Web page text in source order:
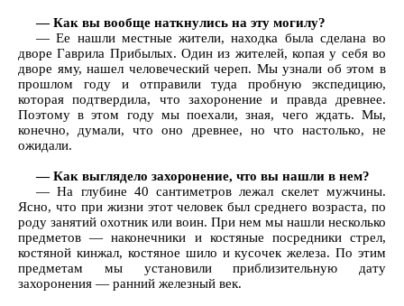
— Как вы вообще наткнулись на эту могилу?
— Ее нашли местные жители, находка была сделана во
дворе Гаврила Прибылых. Один из жителей, копая у себя во
дворе яму, нашел человеческий череп. Мы узнали об этом в
прошлом году и отправили туда пробную экспедицию,
которая подтвердила, что захоронение и правда древнее.
Поэтому в этом году мы поехали, зная, чего ждать. Мы,
конечно, думали, что оно древнее, но что настолько, не
ожидали.
— Как выглядело захоронение, что вы нашли в нем?
— На глубине 40 сантиметров лежал скелет мужчины.
Ясно, что при жизни этот человек был среднего возраста, по
роду занятий охотник или воин. При нем мы нашли несколько
предметов — наконечники и костяные посредники стрел,
костяной кинжал, костяное шило и кусочек железа. По этим
предметам мы установили приблизительную дату
захоронения — ранний железный век.